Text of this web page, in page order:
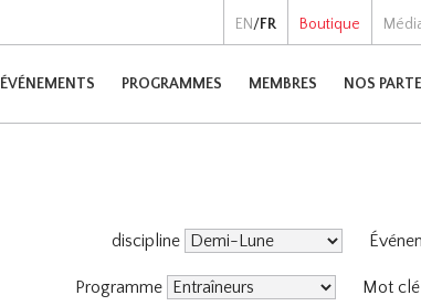
EN/FR Boutique
ÉVÉNEMENTS PROGRAMMES MEMBRES NOS
discipline
Programme Mot clé